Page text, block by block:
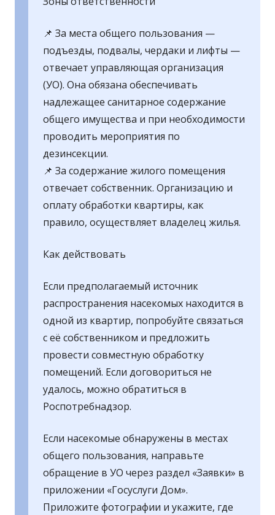
📌 За места общего пользования —
подъезды, подвалы, чердаки и лифты —
отвечает управляющая организация
(УО). Она обязана обеспечивать
надлежащее санитарное содержание
общего имущества и при необходимости
проводить мероприятия по
дезинсекции.
📌 За содержание жилого помещения
отвечает собственник. Организацию и
оплату обработки квартиры, как
правило, осуществляет владелец жилья.
Как действовать
Если предполагаемый источник
распространения насекомых находится в
одной из квартир, попробуйте связаться
с её собственником и предложить
провести совместную обработку
помещений. Если договориться не
удалось, можно обратиться в
Роспотребнадзор.
Если насекомые обнаружены в местах
общего пользования, направьте
обращение в УО через раздел «Заявки» в
приложении «Госуслуги Дом».
Приложите фотографии и укажите, где